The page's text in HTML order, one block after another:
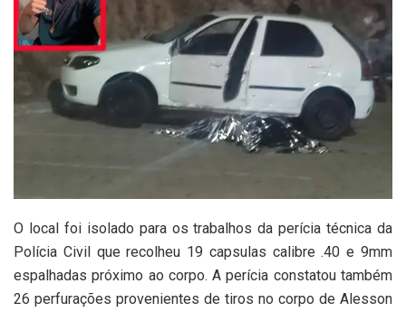
O local foi isolado para os trabalhos da perícia técnica da
Polícia Civil que recolheu 19 capsulas calibre .40 e 9mm
espalhadas próximo ao corpo. A perícia constatou também
26 perfurações provenientes de tiros no corpo de Alesson